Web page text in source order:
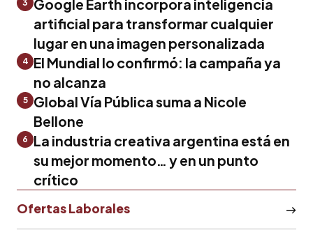
3
Google Earth incorpora inteligencia
artificial para transformar cualquier
lugar en una imagen personalizada
4 El Mundial lo confirmó: la campaña ya
no alcanza
5
Global Vía Pública suma a Nicole
Bellone
6
La industria creativa argentina está en
su mejor momento… y en un punto
crítico
Ofertas Laborales